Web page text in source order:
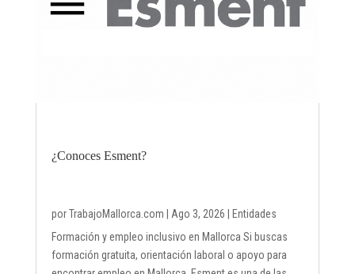
¿Conoces Esment?
porTrabajoMallorca.com Ago 3, 2026
Entidades
Formación y empleo inclusivo en Mallorca Si buscas
formación gratuita, orientación laboral o apoyo para